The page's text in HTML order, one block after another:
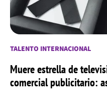
TALENTO INTERNACIONAL
Muere estrella de
comercial publicitario: